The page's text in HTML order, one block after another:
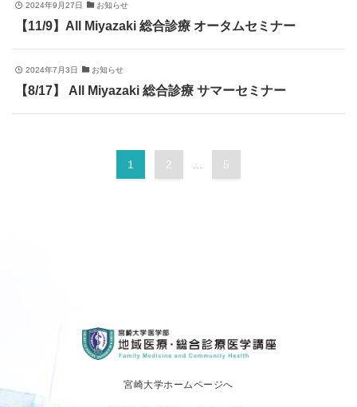
2024年9月27日 お知らせ
【11/9】All Miyazaki 総合診療 オータムセミナー
2024年7月3日 お知らせ
【8/17】 All Miyazaki 総合診療 サマーセミナー
1 2 5
宮崎大学ホームページへ